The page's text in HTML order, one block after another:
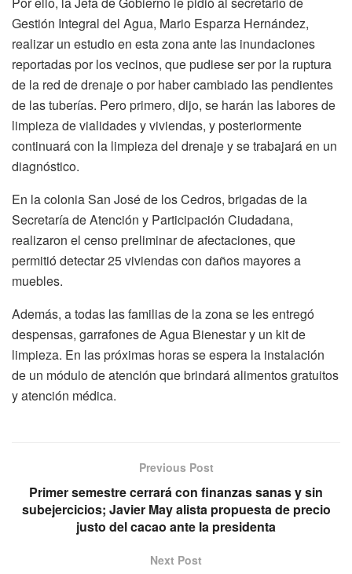
Gestión Integral del Agua, Mario Esparza Hernández,
realizar un estudio en esta zona ante las inundaciones
reportadas por los vecinos, que pudiese ser por la ruptura
de la red de drenaje o por haber cambiado las pendientes
de las tuberías. Pero primero, dijo, se harán las labores de
limpieza de vialidades y viviendas, y posteriormente
continuará con la limpieza del drenaje y se trabajará en un
diagnóstico.
En la colonia San José de los Cedros, brigadas de la
Secretaría de Atención y Participación Ciudadana,
realizaron el censo preliminar de afectaciones, que
permitió detectar 25 viviendas con daños mayores a
muebles.
Además, a todas las familias de la zona se les entregó
despensas, garrafones de Agua Bienestar y un kit de
limpieza. En las próximas horas se espera la instalación
de un módulo de atención que brindará alimentos gratuitos
y atención médica.
Previous Post
Primer semestre cerrará con finanzas sanas y sin
subejercicios; Javier May alista propuesta de precio
justo del cacao ante la presidenta
Next Post